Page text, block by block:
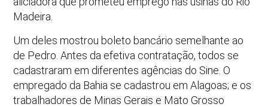
Madeira.
Um deles mostrou boleto bancário semelhante ao
de Pedro. Antes da efetiva contratação, todos se
cadastraram em diferentes agências do Sine. O
empregado da Bahia se cadastrou em Alagoas; e os
trabalhadores de Minas Gerais e Mato Grosso